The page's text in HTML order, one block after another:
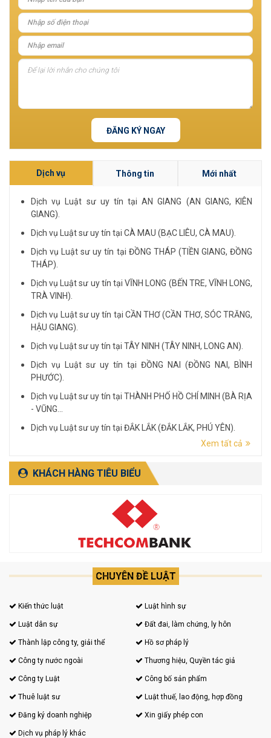
ĐĂNG KÝ NGAY
Dịch vụ Thông tin Mới nhất
Dịch vụ Luật sư uy tín tại AN GIANG (AN GIANG, KIÊN
GIANG).
Dịch vụ Luật sư uy tín tại CÀ MAU (BẠC LIÊU, CÀ MAU).
Dịch vụ Luật sư uy tín tại ĐỒNG THÁP (TIỀN GIANG, ĐỒNG
THÁP).
Dịch vụ Luật sư uy tín tại VĨNH LONG (BẾN TRE, VĨNH LONG,
TRÀ VINH).
Dịch vụ Luật sư uy tín tại CẦN THƠ (CẦN THƠ, SÓC TRĂNG,
HẬU GIANG).
Dịch vụ Luật sư uy tín tại TÂY NINH (TÂY NINH, LONG AN).
Dịch vụ Luật sư uy tín tại ĐỒNG NAI (ĐỒNG NAI, BÌNH
PHƯỚC).
Dịch vụ Luật sư uy tín tại THÀNH PHỐ HỒ CHÍ MINH (BÀ RỊA
- VŨNG...
Dịch vụ Luật sư uy tín tại ĐẮK LẮK (ĐẮK LẮK, PHÚ YÊN).
Dịch vụ Luật sư uy tín tại LÂM ĐỒNG (LÂM ĐỒNG, ĐẮK
Xem tất cả
KHÁCH HÀNG TIÊU BIỂU
CHUYÊN ĐỀ LUẬT
Kiến thức luật Luật hình sự
Luật dân sự Đất đai, làm chứng, ly hôn
Thành lập công ty, giải thể Hồ sơ pháp lý
Công ty nước ngoài Thương hiệu, Quyền tác giả
Công ty Luật Công bố sản phẩm
Thuê luật sư Luật thuế, lao động, hợp đồng
Đăng ký doanh nghiệp Xin giấy phép con
Dịch vụ pháp lý khác